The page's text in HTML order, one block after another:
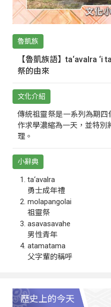
魯凱族
【魯凱族語】ta‘avalra
祭的由來
文化介紹
傳統祖靈祭是一系列為期
作求學濃縮為一天，並特別
理。
小辭典
ta‘avalra
勇士成年禮
molapangolai
祖靈祭
asavasavahe
男性青年
atamatama
父字輩的稱呼
歷史上的今天